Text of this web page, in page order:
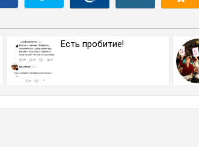
Есть пробитие!